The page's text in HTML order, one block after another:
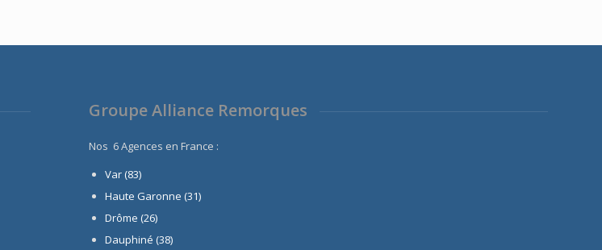
2858,00 €. 2290,00 €.
Groupe Alliance Remorques
Nos 6 Agences en France :
Var (83)
Haute Garonne (31)
Drôme (26)
Dauphiné (38)